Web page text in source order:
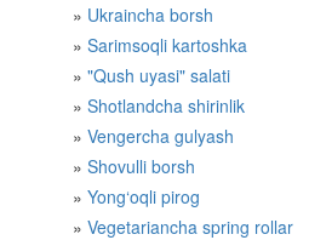
​Ukraincha borsh
​Sarimsoqli kartoshka
"Qush uyasi" salati
Shotlandcha shirinlik
Vengercha gulyash
Shovulli borsh
Yong‘oqli pirog​
Vegetariancha spring rollar